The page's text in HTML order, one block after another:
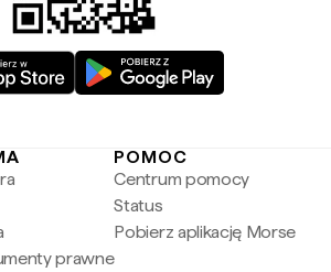
prawne
POMOC
Centrum pomocy
Status
Pobierz aplikację Morse